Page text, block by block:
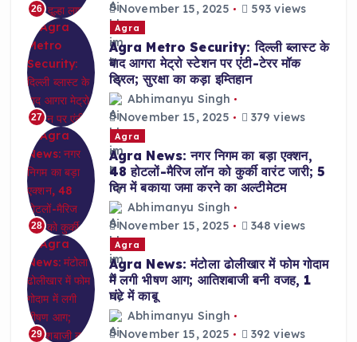
26
November 15, 2025
593 views
27
Agra
Agra Metro Security: दिल्ली ब्लास्ट के
बाद आगरा मेट्रो स्टेशन पर एंटी-टेरर मॉक
ड्रिल; सुरक्षा का कड़ा इम्तिहान
Abhimanyu Singh
November 15, 2025
379 views
28
Agra
Agra News: नगर निगम का बड़ा एक्शन,
48 होटलों-मैरिज लॉन को कुर्की वारंट जारी; 5
दिन में बकाया जमा करने का अल्टीमेटम
Abhimanyu Singh
November 15, 2025
348 views
29
Agra
Agra News: मंटोला ढोलीखार में फोम गोदाम
में लगी भीषण आग; आतिशबाजी बनी वजह, 1
घंटे में काबू
Abhimanyu Singh
November 15, 2025
392 views